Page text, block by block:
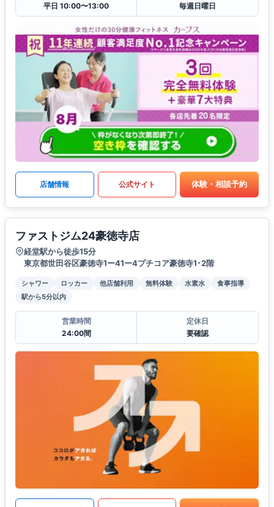
平日 10:00〜13:00
毎週日曜日
店舗情報 公式サイト 体験・相談予約
ファストジム24豪徳寺店
経堂駅から徒歩15分
東京都世田谷区豪徳寺1ー41ー4プチコア豪徳寺1･2階
シャワー ロッカー 他店舗利用 無料体験 水素水
食事指導
駅から5分以内
営業時間
24:00間
定休日
要確認